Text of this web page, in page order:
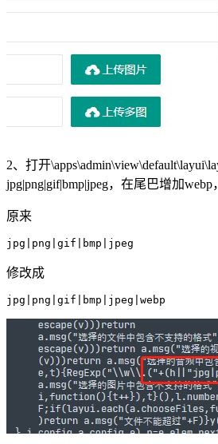
2、打开
jpg|png|gif|bmp|jpeg，在尾巴增加webp
原来
jpg|png|gif|bmp|jpeg
修改成
jpg|png|gif|bmp|jpeg|webp